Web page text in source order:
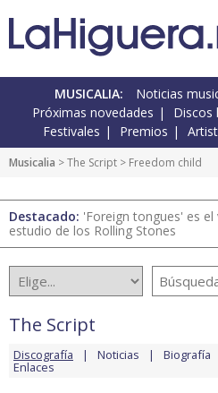
MUSICALIA: Noticias
Próximas novedades
Discos
Festivales
Premios
Musicalia >The Script > Freedom child
Destacado: 'Foreign tongues' es
estudio de los Rolling Stones
The Script
Discografía Noticias Biografía
Enlaces